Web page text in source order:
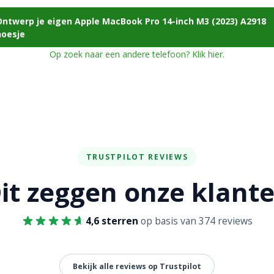
je eigen Apple MacBook Pro 14-inch M3 (2023) A2918
Op zoek naar een andere telefoon? Klik hier.
TRUSTPILOT REVIEWS
zeggen onze
4,6 sterren op basis van 374 reviews
Bekijk alle reviews op Trustpilot